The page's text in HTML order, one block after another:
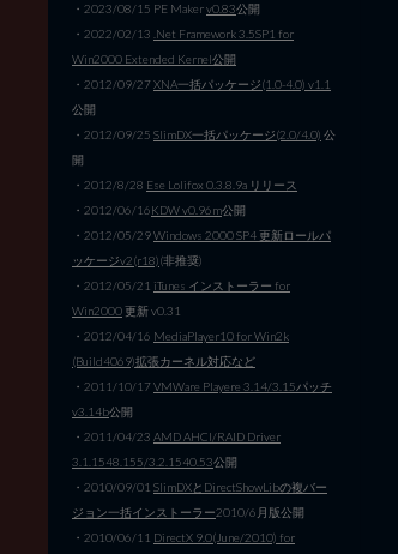
・2023/08/15 PE Makerv0.83公開
・2022/02/13 .Net Framework 3.5SP1 for
Win2000 Extended Kernel公開
・2012/09/27XNA一括パッケージ(1.0-4.0) v1.1
公開
・2012/09/25 SlimDX一括パッケージ(2.0/4.0) 公
開
・2012/8/28 Ese Lolifox 0.3.8.9a リリース
・2012/06/16KDW v0.96m公開
・2012/05/29Windows 2000 SP4 更新ロールパ
ッケージv2(r18)(非推奨)
・2012/05/21 iTunes インストーラー for
Win2000更新 v0.31
・2012/04/16 MediaPlayer10 for Win2k
(Build4069)拡張カーネル対応など
・2011/10/17VMWare Playere 3.14/3.15パッチ
v3.14b公開
・2011/04/23 AMD AHCI/RAID Driver
3.1.1548.155/3.2.1540.53公開
・2010/09/01 SlimDXとDirectShowLibの複バー
ジョン一括インストーラー2010/6月版公開
・2010/06/11 DirectX 9.0(June/2010) for